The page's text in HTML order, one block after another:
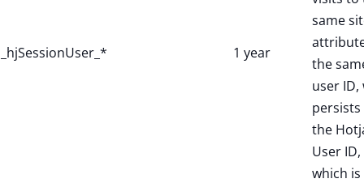
_hjSessionUser_* 1 year
same
the
user ID,
persists
the
User ID,
which is